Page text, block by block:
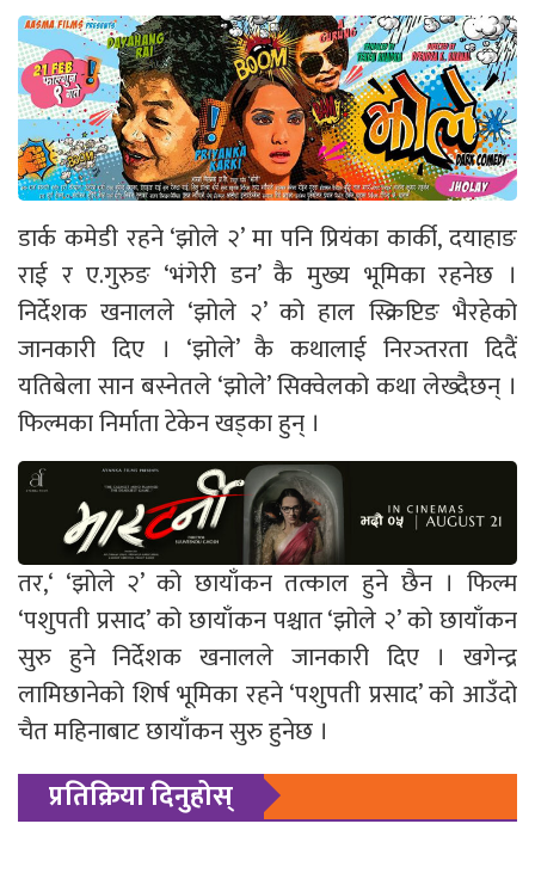
डार्क कमेडी रहने ‘झोले २’ मा पनि प्रियंका कार्की, दयाहाङ
राई र ए.गुरुङ ‘भंगेरी डन’ कै मुख्य भूमिका रहनेछ ।
निर्देशक खनालले ‘झोले २’ को हाल स्क्रिप्टिङ भैरहेको
जानकारी दिए । ‘झोले’ कै कथालाई निरञ्तरता दिदैं
यतिबेला सान बस्नेतले ‘झोले’ सिक्वेलको कथा लेख्दैछन् ।
फिल्मका निर्माता टेकेन खड्का हुन् ।
तर,‘ ‘झोले २’ को छायाँकन तत्काल हुने छैन । फिल्म
‘पशुपती प्रसाद’ को छायाँकन पश्चात ‘झोले २’ को छायाँकन
सुरु हुने निर्देशक खनालले जानकारी दिए । खगेन्द्र
लामिछानेको शिर्ष भूमिका रहने ‘पशुपती प्रसाद’ को आउँदो
चैत महिनाबाट छायाँकन सुरु हुनेछ ।
प्रतिक्रिया दिनुहोस्